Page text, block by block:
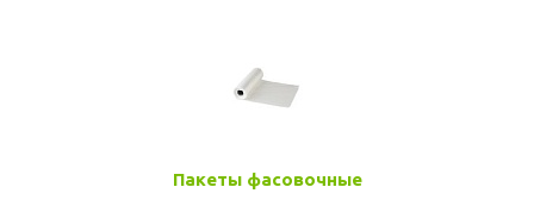
Пакеты фасовочные